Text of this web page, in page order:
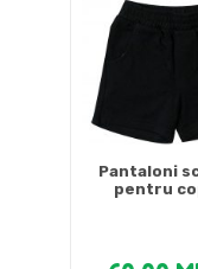
Pantaloni
pentru